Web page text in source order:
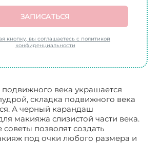
ЗАПИСАТЬСЯ
кнопку, вы соглашаетесь с политикой
конфиденциальности
века украшается
складка подвижного века
А черный карандаш
макияжа слизистой части века.
позволят создать
под очки любого размера и